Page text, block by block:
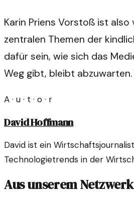
Karin Priens Vorstoß ist
zentralen Themen der
dafür sein, wie sich das
Weg gibt, bleibt
A · u · t · o · r
David Hoffmann
David ist ein
Technologietrends in der
Aus unserem Netzwerk